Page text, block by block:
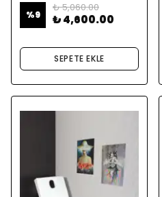
%9
₺ 5,060.00
₺ 4,600.00
SEPETE EKLE